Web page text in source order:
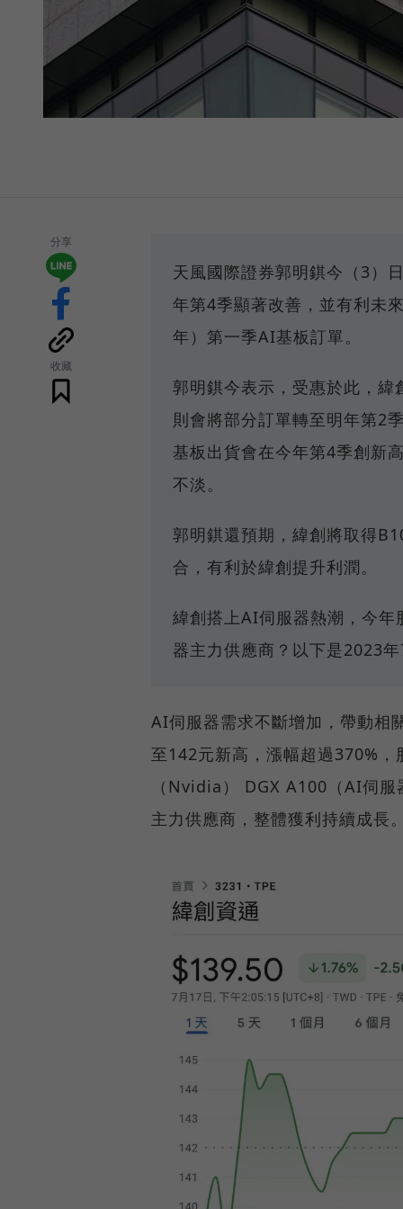
分享
收藏
天風國際證券郭明錤今（3）
年第4季顯著改善，並有利未
年）第一季AI基板訂單。
郭明錤今表示，受惠於此，
則會將部分訂單轉至明年第2
基板出貨會在今年第4季創新
不淡。
郭明錤還預期，緯創將取得
合，有利於緯創提升利潤。
緯創搭上AI伺服器熱潮，今
器主力供應商？以下是2023
AI伺服器需求不斷增加，帶動相
至142元新高，漲幅超過370%
（Nvidia） DGX A100（AI伺
主力供應商，整體獲利持續成長